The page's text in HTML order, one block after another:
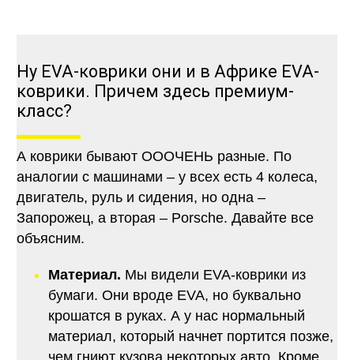
Ну EVA-коврики они и в Африке EVA-
коврики. Причем здесь премиум-
класс?
А коврики бывают ОООЧЕНЬ разные. По
аналогии с машинами – у всех есть 4 колеса,
двигатель, руль и сидения, но одна –
Запорожец, а вторая – Porsche. Давайте все
объясним.
Материал. Мы видели EVA-коврики из
бумаги. Они вроде EVA, но буквально
крошатся в руках. А у нас нормальный
материал, который начнет портится позже,
чем гниют кузова некоторых авто. Кроме